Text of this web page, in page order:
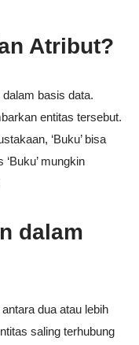
Atribut?
basis data.
entitas tersebut.
‘Buku’ bisa
mungkin
dalam
dua atau lebih
saling terhubung